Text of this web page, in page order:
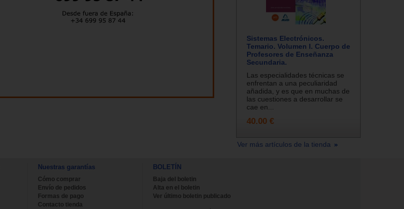
Sistemas Electrónicos.
Temario. Volumen I. Cuerpo de
Profesores de Enseñanza
Secundaria.
Las especialidades técnicas se
enfrentan a una peculiaridad
añadida, y es que en muchas de
las cuestiones a desarrollar se
cae en...
40.00 €
Ver más artículos de la tienda
Nuestras garantías
Cómo comprar
Envío de pedidos
Formas de pago
Contacto tienda
BOLETÍN
Baja del boletin
Alta en el boletin
Ver último boletin publicado